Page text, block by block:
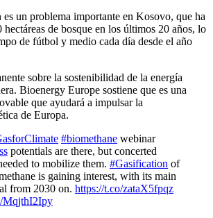
un problema importante en Kosovo, que ha
de bosque en los últimos 20 años, lo
de fútbol y medio cada día desde el año
sobre la sostenibilidad de la energía
Bioenergy Europe sostiene que es una
que ayudará a impulsar la
de Europa.
#biomethane webinar
potentials are there, but concerted
to mobilize them. #Gasification of
is gaining interest, with its main
from 2030 on. https://t.co/zataX5fpqz
MqjthI2Ipy